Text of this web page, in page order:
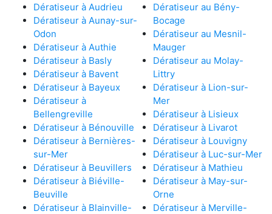
Dératiseur à Audrieu
Dératiseur à Aunay-sur-
Odon
Dératiseur à Authie
Dératiseur à Basly
Dératiseur à Bavent
Dératiseur à Bayeux
Dératiseur à
Bellengreville
Dératiseur à Bénouville
Dératiseur à Bernières-
sur-Mer
Dératiseur à Beuvillers
Dératiseur à Biéville-
Beuville
Dératiseur à Blainville-
Dératiseur au Bény-
Bocage
Dératiseur au Mesnil-
Mauger
Dératiseur au Molay-
Littry
Dératiseur à Lion-sur-
Mer
Dératiseur à Lisieux
Dératiseur à Livarot
Dératiseur à Louvigny
Dératiseur à Luc-sur-Mer
Dératiseur à Mathieu
Dératiseur à May-sur-
Orne
Dératiseur à Merville-